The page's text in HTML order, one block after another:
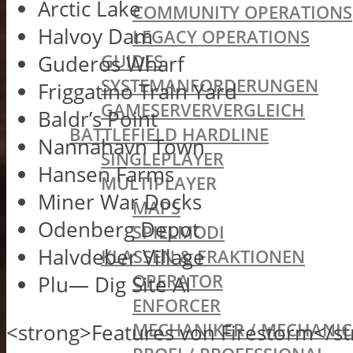
COMMUNITY OPERATIONS
LEGACY OPERATIONS
GUIDES
SYSTEMANFORDERUNGEN
GAMESERVERVERGLEICH
BATTLEFIELD HARDLINE
SINGLEPLAYER
MULTIPLAYER
MAPS
SPIELMODI
KLASSEN & FRAKTIONEN
OPERATOR
ENFORCER
MECHANIKER / MECHANIC
Arctic Lake
Halvoy Dam
Guderos Wharf
Friggatino Train Yard
Baldr’s Point
Nannahavn Town
Hansen Farms
Miner War Docks
Odenberg Depot
Halvdeber Village
Plu— Dig Site AI
<strong>Features von Firestorm</